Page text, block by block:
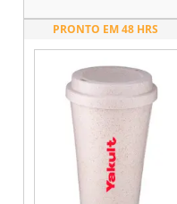
PRONTO EM 48 HRS